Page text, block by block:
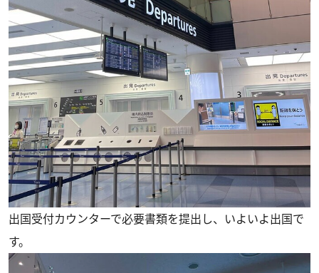
出国受付カウンターで必要書類を提出し、いよいよ出国で
す。